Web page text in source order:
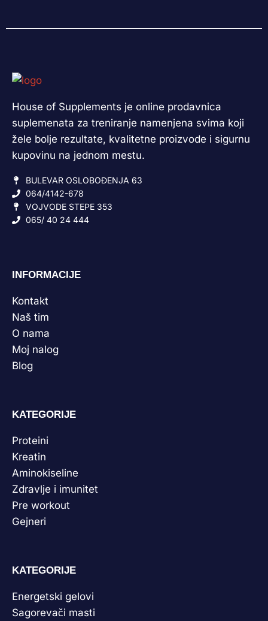
House of Supplements je online prodavnica
suplemenata za treniranje namenjena svima koji
žele bolje rezultate, kvalitetne proizvode i sigurnu
kupovinu na jednom mestu.
BULEVAR OSLOBOĐENJA 63
064/4142-678
VOJVODE STEPE 353
065/ 40 24 444
INFORMACIJE
Kontakt
Naš tim
O nama
Moj nalog
Blog
KATEGORIJE
Proteini
Kreatin
Aminokiseline
Zdravlje i imunitet
Pre workout
Gejneri
KATEGORIJE
Energetski gelovi
Sagorevači masti